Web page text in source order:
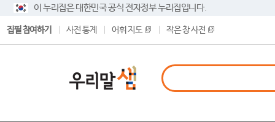
이 누리집은 대한민국 공식 전자정부 누리집입니다.
집필 참여하기 사전 통계 어휘 지도 작은 창 사전